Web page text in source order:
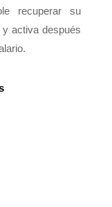
recuperar su
activa después